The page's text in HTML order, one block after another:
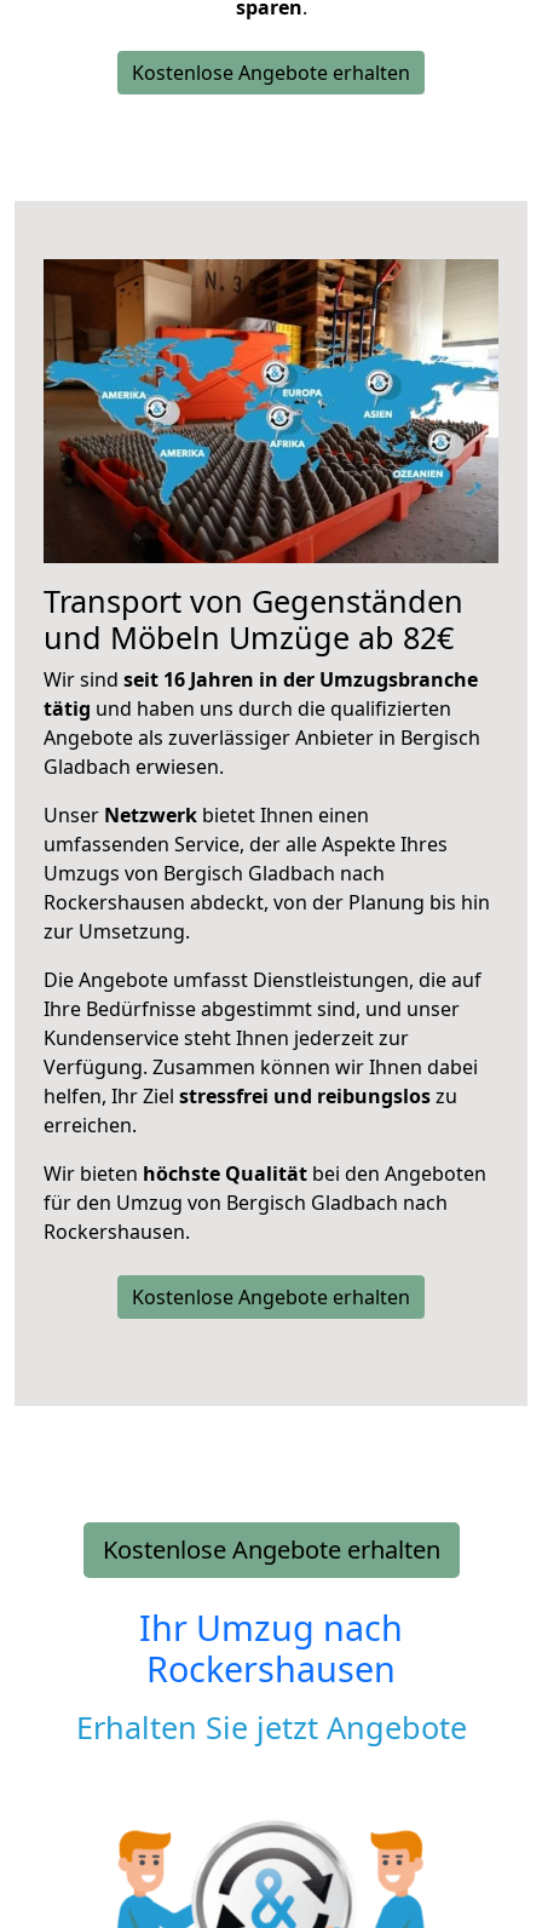
sparen.
Kostenlose Angebote erhalten
Transport von Gegenständen
und Möbeln Umzüge ab 82€
Wir sind seit 16 Jahren in der Umzugsbranche
tätig und haben uns durch die qualifizierten
Angebote als zuverlässiger Anbieter in Bergisch
Gladbach erwiesen.
Unser Netzwerk bietet Ihnen einen
umfassenden Service, der alle Aspekte Ihres
Umzugs von Bergisch Gladbach nach
Rockershausen abdeckt, von der Planung bis hin
zur Umsetzung.
Die Angebote umfasst Dienstleistungen, die auf
Ihre Bedürfnisse abgestimmt sind, und unser
Kundenservice steht Ihnen jederzeit zur
Verfügung. Zusammen können wir Ihnen dabei
helfen, Ihr Ziel stressfrei und reibungsloszu
erreichen.
Wir bieten höchste Qualität bei den Angeboten
für den Umzug von Bergisch Gladbach nach
Rockershausen.
Kostenlose Angebote erhalten
Kostenlose Angebote erhalten
Ihr Umzug nach
Rockershausen
Erhalten Sie jetzt Angebote